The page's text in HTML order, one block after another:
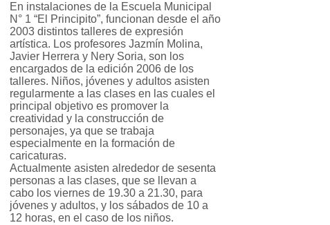
En instalaciones de la Escuela Municipal
N° 1 “El Principito”, funcionan desde el año
2003 distintos talleres de expresión
artística. Los profesores Jazmín Molina,
Javier Herrera y Nery Soria, son los
encargados de la edición 2006 de los
talleres. Niños, jóvenes y adultos asisten
regularmente a las clases en las cuales el
principal objetivo es promover la
creatividad y la construcción de
personajes, ya que se trabaja
especialmente en la formación de
caricaturas.
Actualmente asisten alrededor de sesenta
personas a las clases, que se llevan a
cabo los viernes de 19.30 a 21.30, para
jóvenes y adultos, y los sábados de 10 a
12 horas, en el caso de los niños.